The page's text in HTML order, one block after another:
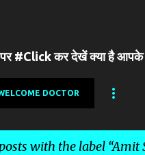
#Click कर देखें क्या है आपके
DOCTOR
with the label Amit